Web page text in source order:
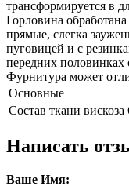
трансформируется в
Горловина
прямые, слегка
пуговицей и с
передних
Фурнитура может
Основные
Состав ткани
Написать
Ваше Имя: